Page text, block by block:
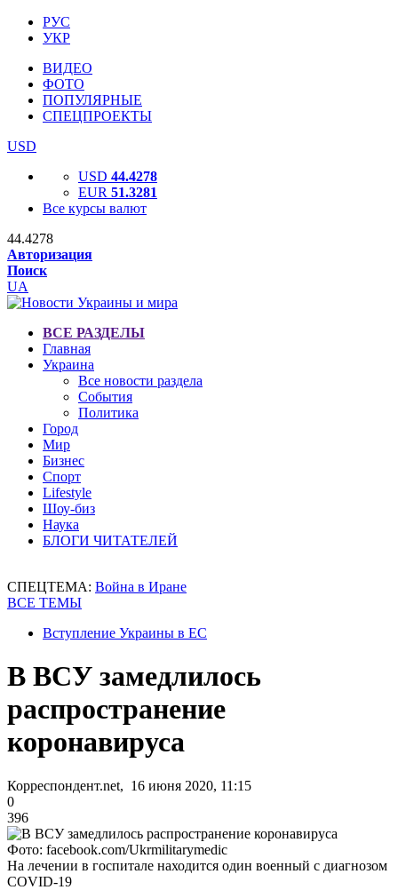
РУС
УКР
ВИДЕО
ФОТО
ПОПУЛЯРНЫЕ
СПЕЦПРОЕКТЫ
USD
USD 44.4278
EUR 51.3281
Все курсы валют
44.4278
Авторизация
Поиск
UA
ВСЕ РАЗДЕЛЫ
Главная
Украина
Все новости раздела
События
Политика
Город
Мир
Бизнес
Спорт
Lifestyle
Шоу-биз
Наука
БЛОГИ ЧИТАТЕЛЕЙ
СПЕЦТЕМА: Война в Иране
ВСЕ ТЕМЫ
Вступление Украины в ЕС
В ВСУ замедлилось
распространение
коронавируса
Корреспондент.net, 16 июня 2020, 11:15
0
396
Фото: facebook.com/Ukrmilitarymedic
На лечении в госпитале находится один военный с диагнозом
COVID-19